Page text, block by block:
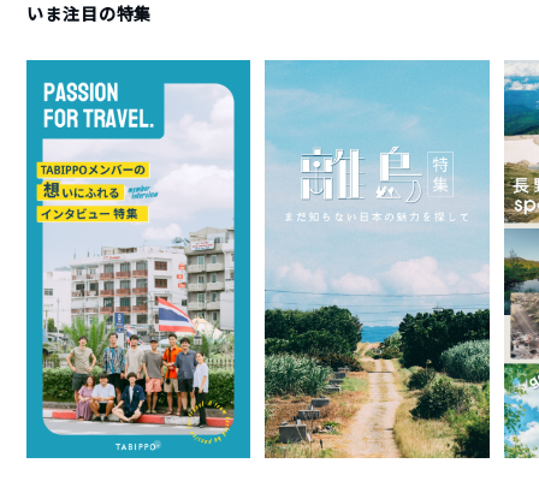
いま注目の特集